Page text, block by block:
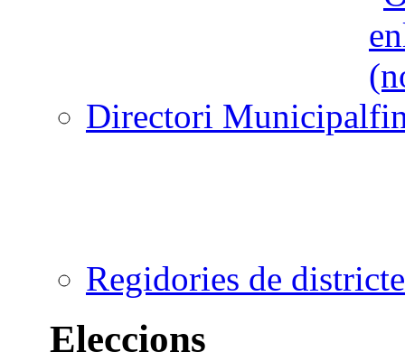
Directori Municipal
Regidories de districte
Eleccions